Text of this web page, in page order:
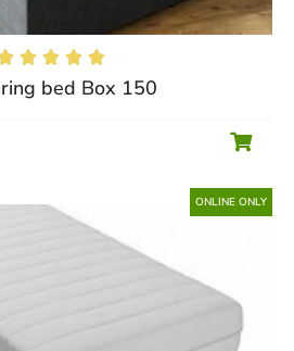
   
bed Box 150
ONLINE ONLY